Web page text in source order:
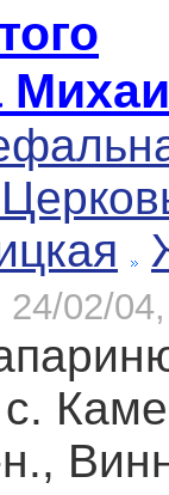
02/